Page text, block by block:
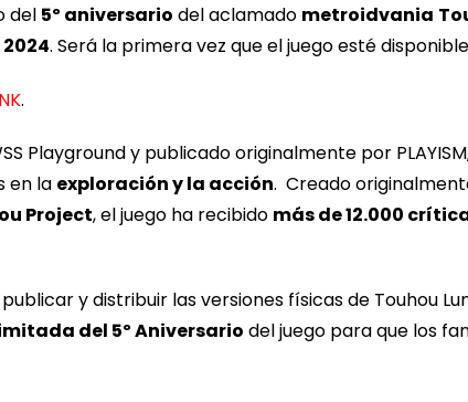
del 5º aniversario del aclamado metroidvania
2024. Será la primera vez que el juego esté
.
Playground y publicado originalmente por
en la exploración y la acción. Creado
Project, el juego ha recibido más de 12.000
y distribuir las versiones físicas de Touhou
del 5º Aniversario del juego para que los